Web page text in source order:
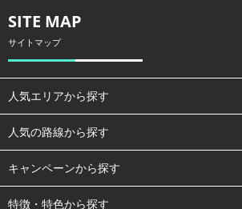
SITE MAP
サイトマップ
人気エリアから探す
人気の路線から探す
キャンペーンから探す
特徴・特色から探す